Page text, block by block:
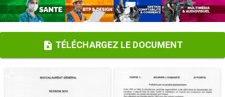
TÉLÉCHARGEZ LE DOCUMENT